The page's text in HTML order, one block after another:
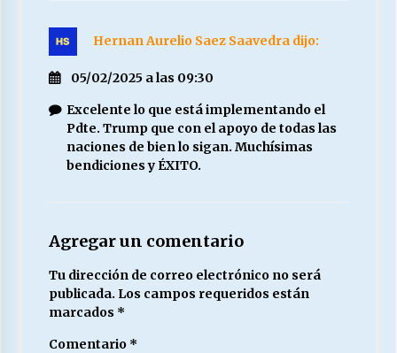
Hernan Aurelio Saez Saavedra dijo:
05/02/2025 a las 09:30
Excelente lo que está implementando el
Pdte. Trump que con el apoyo de todas las
naciones de bien lo sigan. Muchísimas
bendiciones y ÉXITO.
Agregar un comentario
Tu dirección de correo electrónico no será
publicada. Los campos requeridos están
marcados *
Comentario *